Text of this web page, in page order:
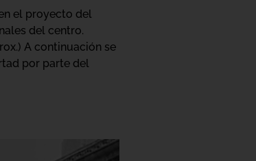
el proyecto del
del centro.
A continuación se
por parte del